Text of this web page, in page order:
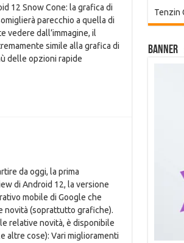
12 Snow Cone: la grafica di
parecchio a quella di
vedere dall’immagine, il
simile alla grafica di
delle opzioni rapide
da oggi, la prima
di Android 12, la versione
mobile di Google che
novità (soprattutto grafiche).
relative novità, è disponibile
altre cose): Vari miglioramenti
Tenzin
Banner